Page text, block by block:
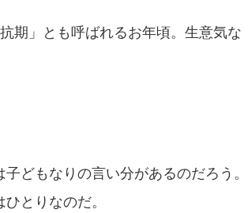
期」とも呼ばれるお年頃。生意気な
どもなりの言い分があるのだろう。
とりなのだ。